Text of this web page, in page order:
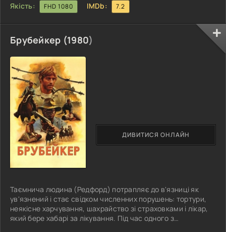
Якість: FHD 1080 IMDb: 7.2
Брубейкер (1980)
Таємнича людина (Редфорд) потрапляє до в'язниці як
ув'язнений і стає свідком численних порушень: тортури,
неякісне харчування, шахрайство зі страховками і лікар,
який бере хабарі за лікування. Під час одного з
ДИВИТИСЯ ОНЛАЙН